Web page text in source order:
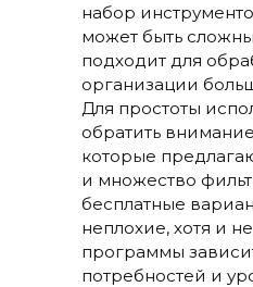
набор
может быть
подходит для
организации
Для простоты
обратить
которые
и множество
бесплатные
неплохие, хотя и
программы
потребностей и